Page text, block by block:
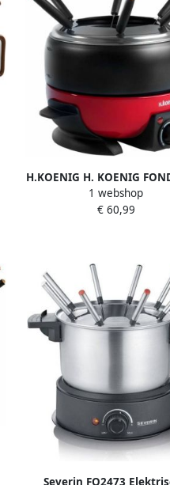
H.KOENIG H. KOENIG
1 webshop
€ 60,99
Severin FO2473